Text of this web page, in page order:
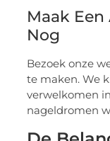
Maak
Nog
Bezoek onze
te maken. We
verwelkomen
nageldromen